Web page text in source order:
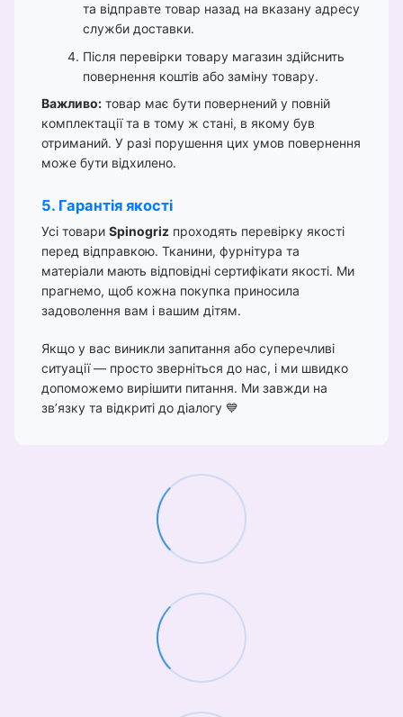
та відправте товар назад на вказану адресу
служби доставки.
Після перевірки товару магазин здійснить
повернення коштів або заміну товару.
Важливо: товар має бути повернений у повній
комплектації та в тому ж стані, в якому був
отриманий. У разі порушення цих умов повернення
може бути відхилено.
5. Гарантія якості
Усі товари Spinogriz проходять перевірку якості
перед відправкою. Тканини, фурнітура та
матеріали мають відповідні сертифікати якості. Ми
прагнемо, щоб кожна покупка приносила
задоволення вам і вашим дітям.
Якщо у вас виникли запитання або суперечливі
ситуації — просто зверніться до нас, і ми швидко
допоможемо вирішити питання. Ми завжди на
зв’язку та відкриті до діалогу 💙